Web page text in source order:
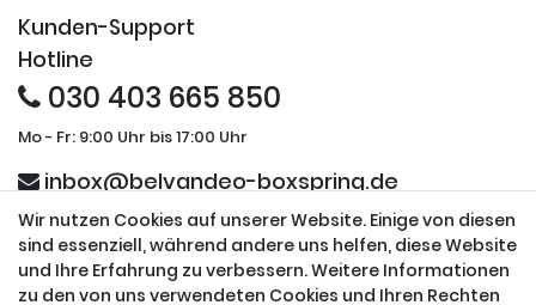
Kunden-Support
Hotline
030 403 665 850
Mo - Fr: 9:00 Uhr bis 17:00 Uhr
inbox@belvandeo-boxspring.de
Sicherheit und Partner
Wir nutzen Cookies auf unserer Website. Einige von diesen
sind essenziell, während andere uns helfen, diese Website
und Ihre Erfahrung zu verbessern. Weitere Informationen
zu den von uns verwendeten Cookies und Ihren Rechten